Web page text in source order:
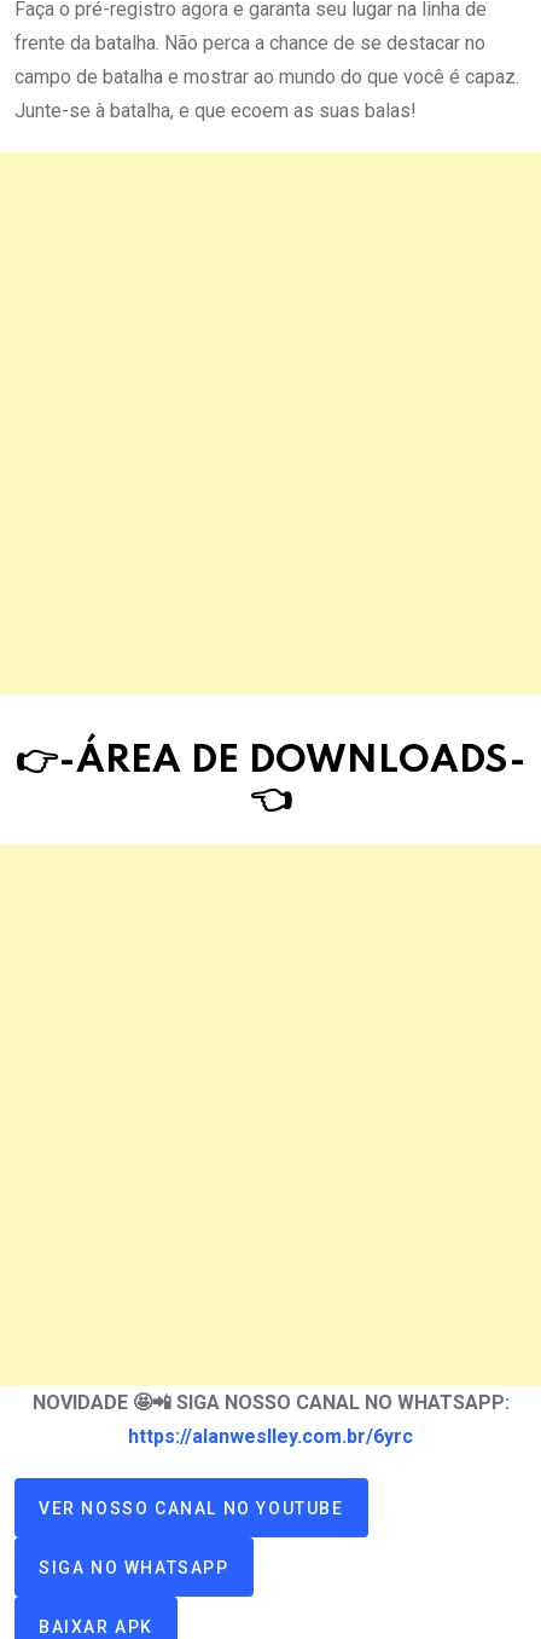
Faça o pré-registro agora e garanta seu lugar na linha de
frente da batalha. Não perca a chance de se destacar no
campo de batalha e mostrar ao mundo do que você é capaz.
Junte-se à batalha, e que ecoem as suas balas!
👉-ÁREA DE DOWNLOADS-
👈
NOVIDADE 🤩📲 SIGA NOSSO CANAL NO WHATSAPP:
https://alanweslley.com.br/6yrc
VER NOSSO CANAL NO YOUTUBE
SIGA NO WHATSAPP
BAIXAR APK